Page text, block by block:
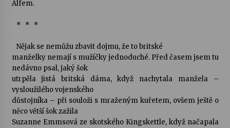
Alfem.
* * *
Nějak se nemůžu zbavit dojmu, že to britské
manželky nemají s mužíčky jednoduché. Před časem jsem tu
nedávno psal, jaký šok
utrpěla jistá britská dáma, když nachytala manžela –
vysloužilého vojenského
důstojníka – při souloži s mraženým kuřetem, ovšem ještě o
něco větší šok zažila
Suzanne Emmsová ze skotského Kingskettle, když načapala